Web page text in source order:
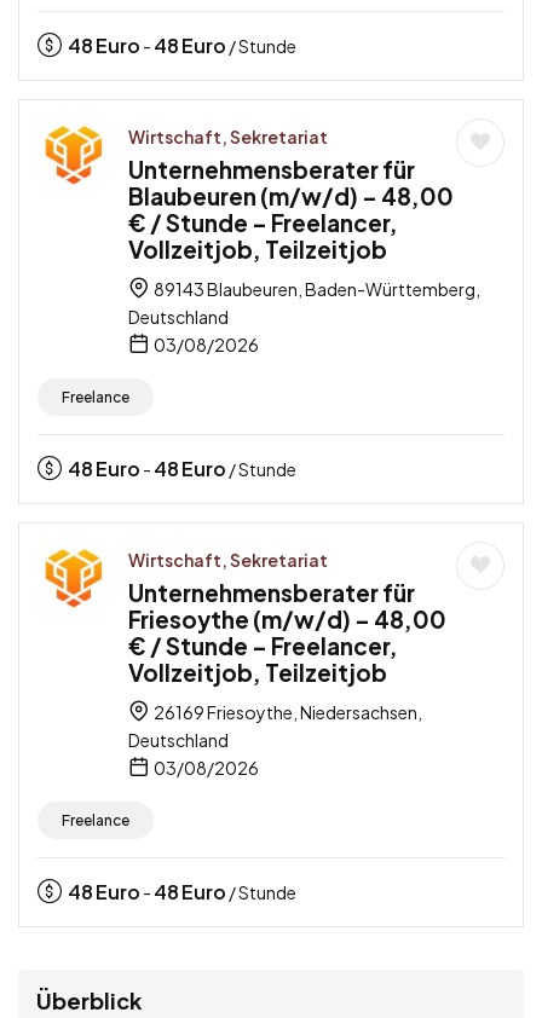
48Euro - 48Euro / Stunde
Wirtschaft, Sekretariat
Unternehmensberater für
Blaubeuren (m/w/d) – 48,00
€ / Stunde – Freelancer,
Vollzeitjob, Teilzeitjob
89143 Blaubeuren, Baden-Württemberg,
Deutschland
03/08/2026
Freelance
48Euro - 48Euro / Stunde
Wirtschaft, Sekretariat
Unternehmensberater für
Friesoythe (m/w/d) – 48,00
€ / Stunde – Freelancer,
Vollzeitjob, Teilzeitjob
26169 Friesoythe, Niedersachsen,
Deutschland
03/08/2026
Freelance
48Euro - 48Euro / Stunde
Überblick